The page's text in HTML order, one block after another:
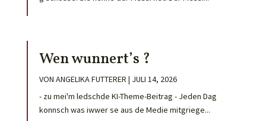
Wen wunnert’s ?
VON ANGELIKA FUTTERER | JULI 14, 2026
- zu mei'm ledschde KI-Theme-Beitrag - Jeden Dag
konnsch was iwwer se aus de Medie mitgriege...